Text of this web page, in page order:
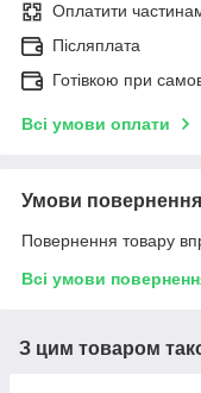
Оплатити
Післяплата
Готівкою при
Всі умови оплати
Умови повернення
Повернення товару
Всі умови
З цим товаром